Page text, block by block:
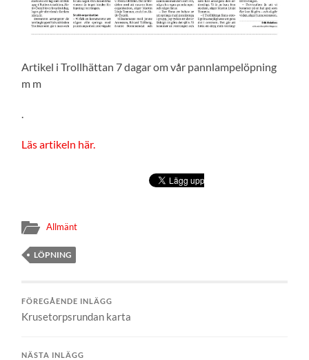
Artikel i Trollhättan 7 dagar om vår pannlampelöpning
m m
Läs artikeln här.
Allmänt
LÖPNING
FÖREGÅENDE INLÄGG
Krusetorpsrundan karta
NÄSTA INLÄGG